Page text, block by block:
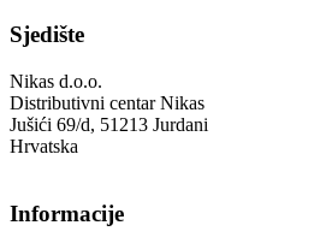
Sjedište
Nikas d.o.o.
Distributivni centar Nikas
Jušići 69/d, 51213 Jurdani
Hrvatska
Informacije